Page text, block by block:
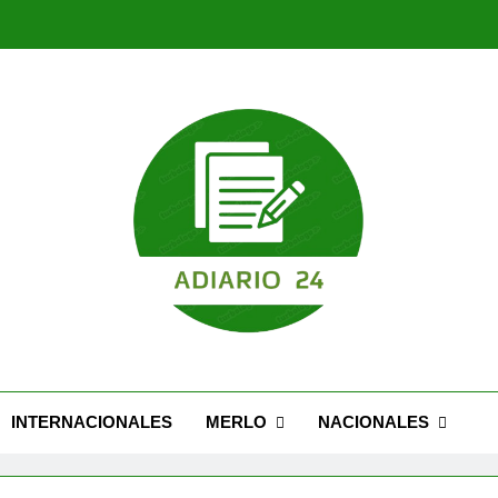
Nuevo Caseros: modernización, seguridad y
INTERNACIONALES MERLO NACIONALES